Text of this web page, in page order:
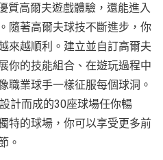
質高爾夫遊戲體驗，還能進入
隨著高爾夫球技不斷進步，你
來越順利。建立並自訂高爾夫
你的技能組合、在遊玩過程中
職業球手一樣征服每個球洞。
計而成的30座球場任你暢
特的球場，你可以享受更多前
。